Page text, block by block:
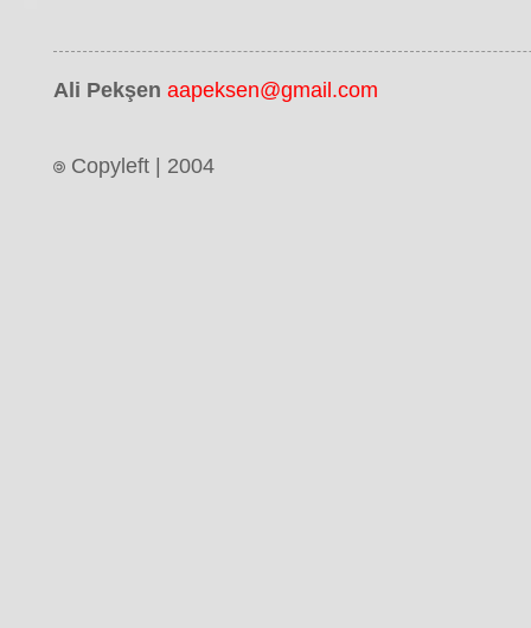
Ali Pekşen aapeksen@gmail.com
Copyleft | 2004